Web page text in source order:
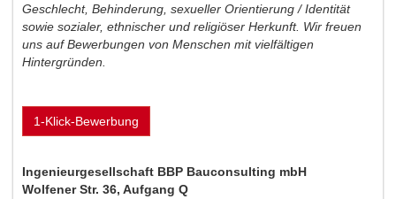
Geschlecht, Behinderung, sexueller Orientierung / Identität
sowie sozialer, ethnischer und religiöser Herkunft. Wir freuen
uns auf Bewerbungen von Menschen mit vielfältigen
Hintergründen.
1-Klick-Bewerbung
Ingenieurgesellschaft BBP Bauconsulting mbH
Wolfener Str. 36, Aufgang Q